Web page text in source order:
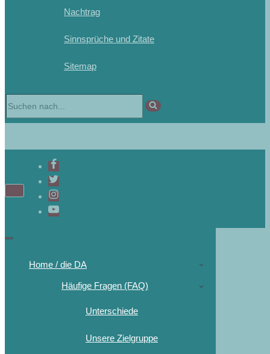
Nachtrag
Sinnsprüche und Zitate
Sitemap
Home / die DA
Häufige Fragen (FAQ)
Unterschiede
Unsere Zielgruppe